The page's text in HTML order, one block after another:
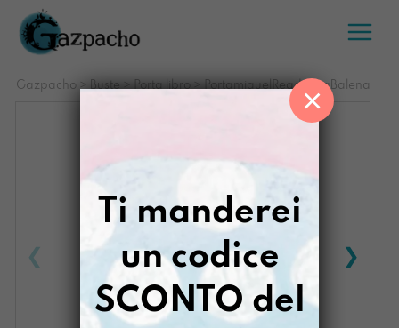
Salta
contenuto
Gazpacho > Buste > Porta libro> PortamiquelReader LaBalena
Ti manderei
un codice
SCONTO del
×